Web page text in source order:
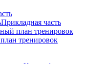
Прикладная часть
план тренировок
тренировок